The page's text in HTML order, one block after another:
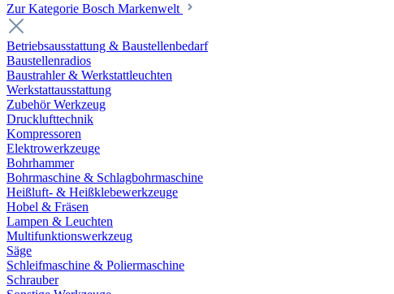
Zur Kategorie Bosch Markenwelt
Betriebsausstattung & Baustellenbedarf
Baustellenradios
Baustrahler & Werkstattleuchten
Werkstattausstattung
Zubehör Werkzeug
Drucklufttechnik
Kompressoren
Elektrowerkzeuge
Bohrhammer
Bohrmaschine & Schlagbohrmaschine
Heißluft- & Heißklebewerkzeuge
Hobel & Fräsen
Lampen & Leuchten
Multifunktionswerkzeug
Säge
Schleifmaschine & Poliermaschine
Schrauber